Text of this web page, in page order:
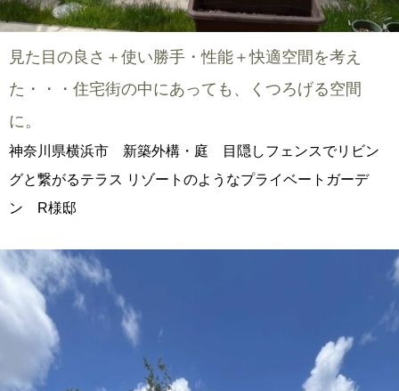
見た目の良さ＋使い勝手・性能＋快適空間を考え
た・・・住宅街の中にあっても、くつろげる空間
に。
神奈川県横浜市 新築外構・庭 目隠しフェンスでリビン
グと繋がるテラス リゾートのようなプライベートガーデ
ン R様邸